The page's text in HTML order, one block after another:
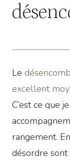
Le
excellent
C’est ce que
rangement.
désordre